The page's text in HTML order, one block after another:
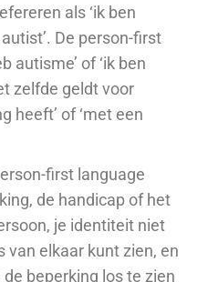
als ‘ik ben
De person-first
autisme’ of ‘ik ben
zelfde geldt voor
heeft’ of ‘met een
first language
de handicap of het
je identiteit niet
van elkaar kunt zien, en
beperking los te zien